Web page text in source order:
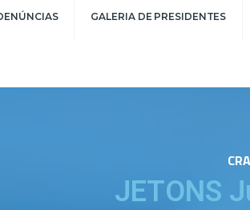
GALERIA DE PRESIDENTES
JETONS